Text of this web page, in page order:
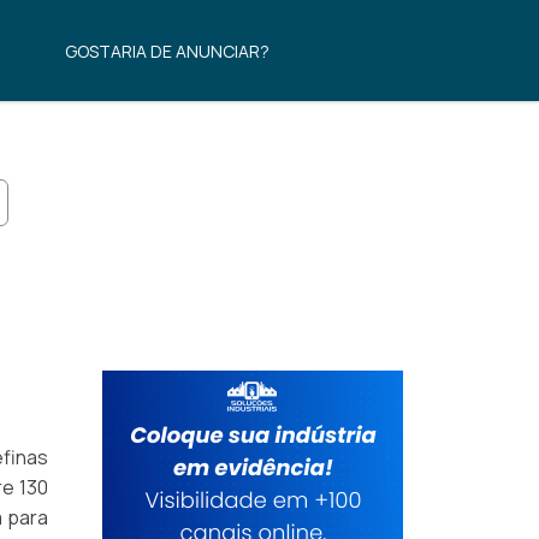
GOSTARIA DE ANUNCIAR?
130
para